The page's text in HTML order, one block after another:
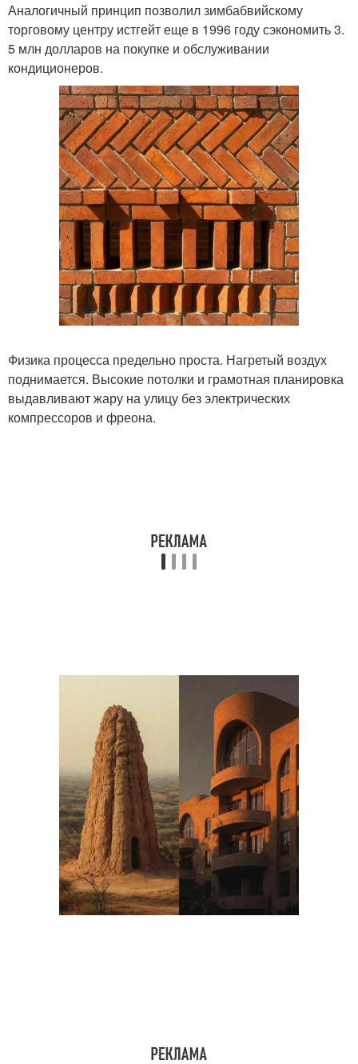
Аналогичный принцип позволил зимбабвийскому
торговому центру истгейт еще в 1996 году сэкономить 3.
5 млн долларов на покупке и обслуживании
кондиционеров.
Физика процесса предельно проста. Нагретый воздух
поднимается. Высокие потолки и грамотная планировка
выдавливают жару на улицу без электрических
компрессоров и фреона.